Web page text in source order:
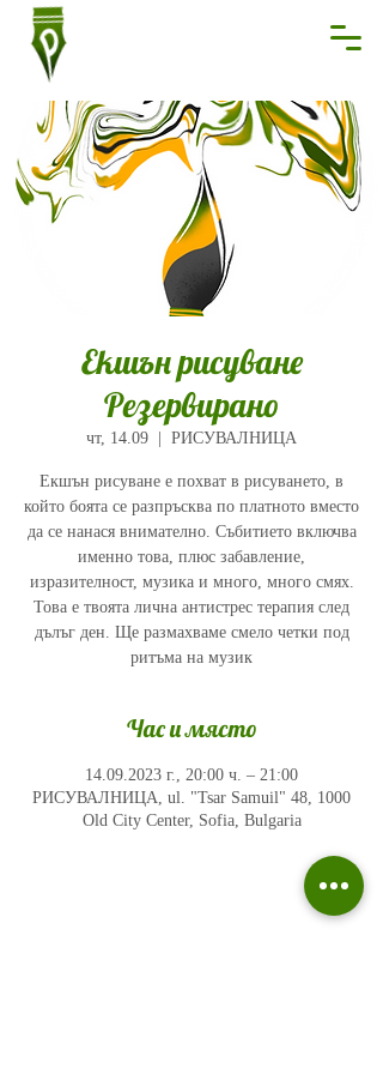
Екшън рисуване
Резервирано
чт, 14.09 РИСУВАЛНИЦА
Екшън рисуване е похват в рисуването, в
който боята се разпръсква по платното вместо
да се нанася внимателно. Събитието включва
именно това, плюс забавление,
изразителност, музика и много, много смях.
Това е твоята лична антистрес терапия след
дълъг ден. Ще размахваме смело четки под
ритъма на музик
Час и място
14.09.2023 г., 20:00 ч. – 21:00
РИСУВАЛНИЦА, ul. "Tsar Samuil" 48, 1000
Old City Center, Sofia, Bulgaria